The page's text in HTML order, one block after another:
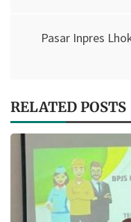
Pasar Inpres
RELATED POSTS